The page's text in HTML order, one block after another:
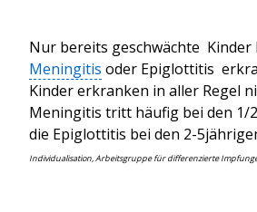
Nur bereits geschwächte Kinder
Meningitis oder Epiglottitis
Kinder erkranken in aller Regel
Meningitis tritt häufig bei den 1/
die Epiglottitis bei den 2-
Individualisation, Arbeitsgruppe für differenzierte